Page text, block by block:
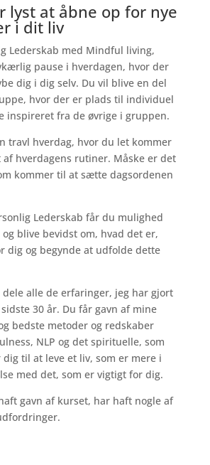
lyst at åbne op for nye
i dit liv
Lederskab med Mindful living,
pause i hverdagen, hvor der
dig i dig selv. Du vil blive en del
hvor der er plads til individuel
inspireret fra de øvrige i gruppen.
travl hverdag, hvor du let kommer
hverdagens rutiner. Måske er det
kommer til at sætte dagsordenen
Lederskab får du mulighed
blive bevidst om, hvad det er,
dig og begynde at udfolde dette
dele alle de erfaringer, jeg har gjort
30 år. Du får gavn af mine
bedste metoder og redskaber
NLP og det spirituelle, som
til at leve et liv, som er mere i
med det, som er vigtigt for dig.
gavn af kurset, har haft nogle af